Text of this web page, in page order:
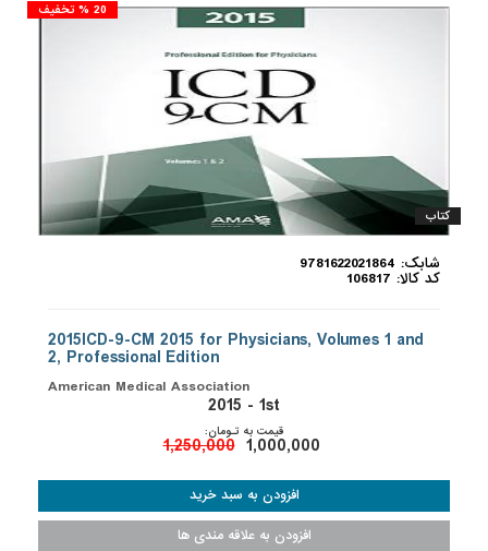
کتاب
20 % تخفیف
شابک: 9781622021864
کد کالا: 106817
2015ICD-9-CM 2015 for Physicians, Volumes 1 and
2, Professional Edition
American Medical Association
2015 - 1st
قیمت به تـومان:
1,000,000
1,250,000